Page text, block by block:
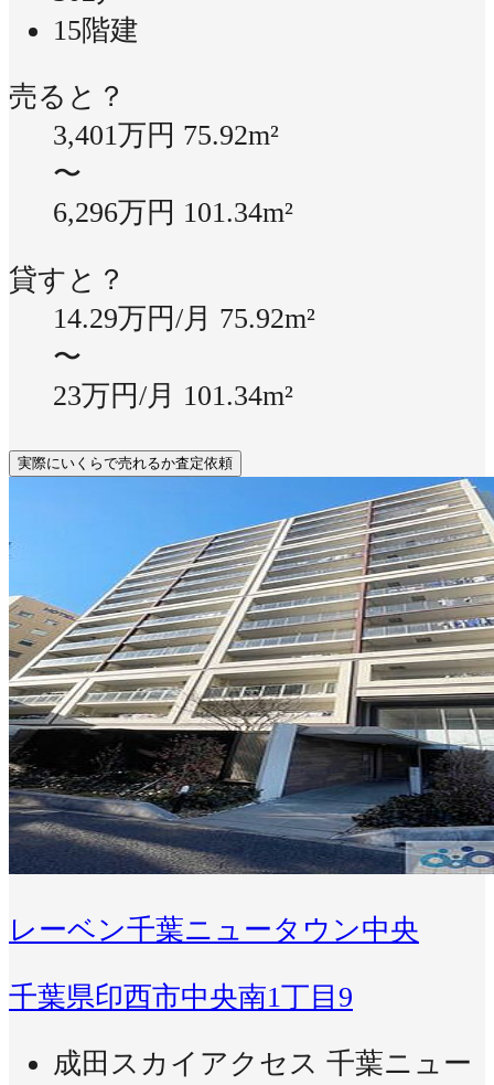
15階建
売ると？
3,401万円 75.92m²
〜
6,296万円 101.34m²
貸すと？
14.29万円/月 75.92m²
〜
23万円/月 101.34m²
実際にいくらで売れるか査定依頼
レーベン千葉ニュータウン中央
千葉県印西市中央南1丁目9
成田スカイアクセス 千葉ニュー